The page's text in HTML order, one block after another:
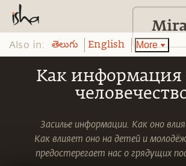
Also in: తెలుగు English More
Как информация
Засилье информации. Как оно
Как влияет оно на детей и
предостерегает нас о грядущих